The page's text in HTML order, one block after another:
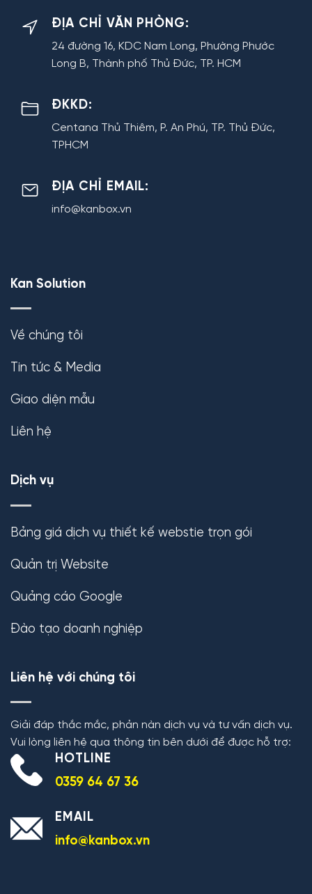
ĐỊA CHỈ VĂN PHÒNG:
24 đường 16, KDC Nam Long, Phường Phước
Long B, Thành phố Thủ Đức, TP. HCM
ĐKKD:
Centana Thủ Thiêm, P. An Phú, TP. Thủ Đức,
TPHCM
ĐỊA CHỈ EMAIL:
info@kanbox.vn
Kan Solution
Về chúng tôi
Tin tức & Media
Giao diện mẫu
Liên hệ
Dịch vụ
Bảng giá dịch vụ thiết kế webstie trọn gói
Quản trị Website
Quảng cáo Google
Đào tạo doanh nghiệp
Liên hệ với chúng tôi
Giải đáp thắc mắc, phản nàn dịch vụ và tư vấn dịch vụ.
Vui lòng liên hệ qua thông tin bên dưới để được hỗ trợ:
HOTLINE
0359 64 67 36
EMAIL
info@kanbox.vn